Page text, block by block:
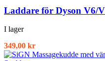
Laddare för Dyson V6/
I lager
349,00 kr